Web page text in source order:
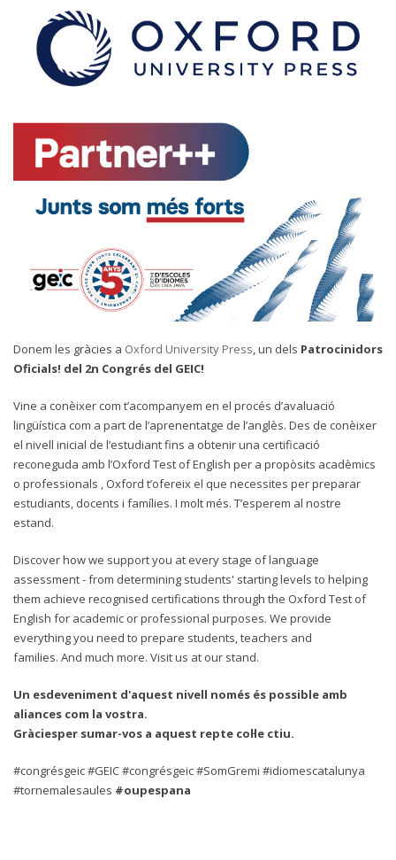
Donem les gràcies a Oxford University Press , un dels Patrocinidors
Oficials! del 2n Congrés del GEIC!
Vine a conèixer com t’acompanyem en el procés d’avaluació
lingüística com a part de l’aprenentatge de l’anglès. Des de conèixer
el nivell inicial de l’estudiant fins a obtenir una certificació
reconeguda amb l’Oxford Test of English per a propòsits acadèmics
o professionals , Oxford t’ofereix el que necessites per preparar
estudiants, docents i famílies. I molt més. T’esperem al nostre
estand.
Discover how we support you at every stage of language
assessment - from determining students' starting levels to helping
them achieve recognised certifications through the Oxford Test of
English for academic or professional purposes. We provide
everything you need to prepare students, teachers and
families. And much more. Visit us at our stand.
Un esdeveniment d'aquest nivell només és possible amb
aliances com la vostra.
Gràciesper sumar-vos a aquest repte col·le ctiu.
#congrésgeic #GEIC #congrésgeic #SomGremi #idiomescatalunya
#tornemalesaules #oupespana